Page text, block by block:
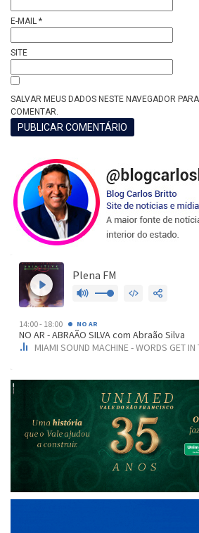
E-MAIL *
SITE
SALVAR MEUS DADOS NESTE NAVEGADOR
COMENTAR.